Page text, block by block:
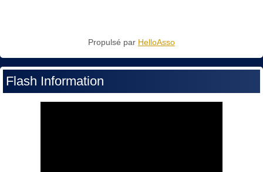
Propulsé par HelloAsso
Flash Information